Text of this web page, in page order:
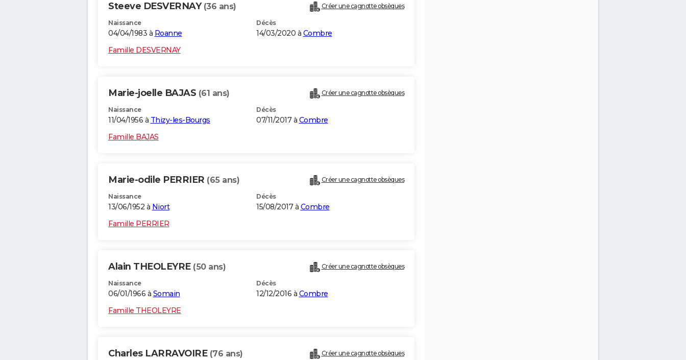
Steeve DESVERNAY (36 ans) Créer une cagnotte obsèques
Naissance
04/04/1983 à Roanne
Décès
14/03/2020 à Combre
Famille DESVERNAY
Marie-joelle BAJAS (61 ans) Créer une cagnotte obsèques
Naissance
11/04/1956 à Thizy-les-Bourgs
Décès
07/11/2017 à Combre
Famille BAJAS
Marie-odile PERRIER (65 ans) Créer une cagnotte obsèques
Naissance
13/06/1952 à Niort
Décès
15/08/2017 à Combre
Famille PERRIER
Alain THEOLEYRE (50 ans) Créer une cagnotte obsèques
Naissance
06/01/1966 à Somain
Décès
12/12/2016 à Combre
Famille THEOLEYRE
Charles LARRAVOIRE (76 ans) Créer une cagnotte obsèques